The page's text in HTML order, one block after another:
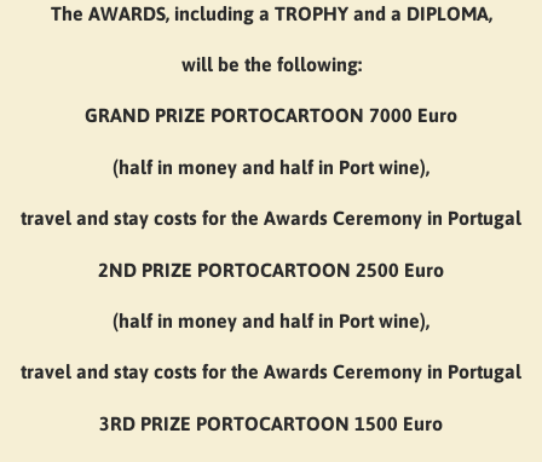
The AWARDS, including a TROPHY and a DIPLOMA,
will be the following:
GRAND PRIZE PORTOCARTOON 7000 Euro
(half in money and half in Port wine),
travel and stay costs for the Awards Ceremony in Portugal
2ND PRIZE PORTOCARTOON 2500 Euro
(half in money and half in Port wine),
travel and stay costs for the Awards Ceremony in Portugal
3RD PRIZE PORTOCARTOON 1500 Euro